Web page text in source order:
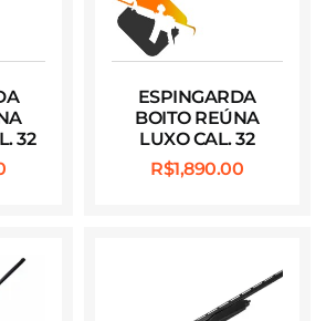
32
ESPINGARDA
BOITO REÚNA
LUXO CAL. 32
R$1,890.00